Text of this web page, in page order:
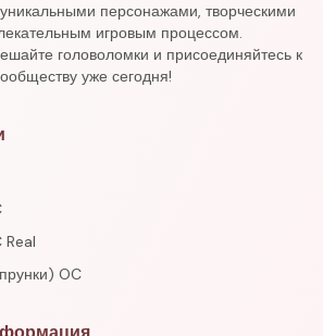
персонажами, творческими
игровым процессом.
головоломки и присоединяйтесь к
уже сегодня!
Real
OC